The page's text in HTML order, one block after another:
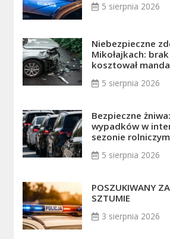
5 sierpnia 2026
Niebezpieczne
Mikołajkach:
kosztował
5 sierpnia 2026
Bezpieczne
wypadków w
sezonie rolniczym
5 sierpnia 2026
POSZUKIWANY
SZTUMIE
3 sierpnia 2026